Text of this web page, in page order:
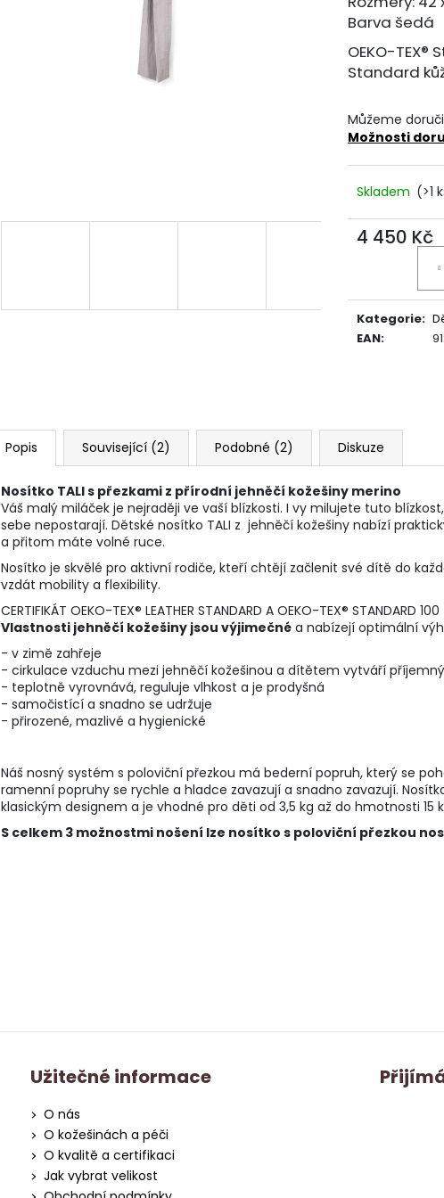
Barva šedá
OEKO-TEX®
Standard
Můžeme
Možnosti
Skladem (>1
4 450 Kč
Kategorie:
EAN:
Popis Související (2) Podobné (2) Diskuze
Nosítko TALI s přezkami z přírodní jehněčí kožešiny merino
Váš malý miláček je nejraději ve vaší blízkosti. I vy milujete tuto
sebe nepostarají. Dětské nosítko TALI z jehněčí kožešiny nabízí
a přitom máte volné ruce.
Nosítko je skvělé pro aktivní rodiče, kteří chtějí začlenit své dítě do
vzdát mobility a flexibility.
CERTIFIKÁT OEKO-TEX® LEATHER STANDARD A OEKO-TEX® STANDARD 100
Vlastnosti jehněčí kožešiny jsou výjimečné a nabízejí optimální
- v zimě zahřeje
- cirkulace vzduchu mezi jehněčí kožešinou a dítětem vytváří
- teplotně vyrovnává, reguluje vlhkost a je prodyšná
- samočistící a snadno se udržuje
- přirozené, mazlivé a hygienické
Náš nosný systém s poloviční přezkou má bederní popruh, který se
ramenní popruhy se rychle a hladce zavazují a snadno zavazují.
klasickým designem a je vhodné pro děti od 3,5 kg až do hmotnosti 15
S celkem 3 možnostmi nošení lze nosítko s poloviční přezkou
Užitečné informace
O nás
O kožešinách a péči
O kvalitě a certifikaci
Jak vybrat velikost